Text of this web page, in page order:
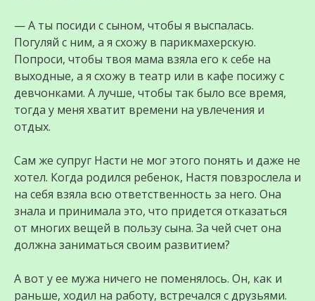
— А ты посиди с сыном, чтобы я выспалась.
Погуляй с ним, а я схожу в парикмахерскую.
Попроси, чтобы твоя мама взяла его к себе на
выходные, а я схожу в театр или в кафе посижу с
девчонками. А лучше, чтобы так было все время,
тогда у меня хватит времени на увлечения и
отдых.
Сам же супруг Насти не мог этого понять и даже не
хотел. Когда родился ребенок, Настя повзрослела и
на себя взяла всю ответственность за него. Она
знала и принимала это, что придется отказаться
от многих вещей в пользу сына. За чей счет она
должна заниматься своим развитием?
А вот у ее мужа ничего не поменялось. Он, как и
раньше, ходил на работу, встречался с друзьями.